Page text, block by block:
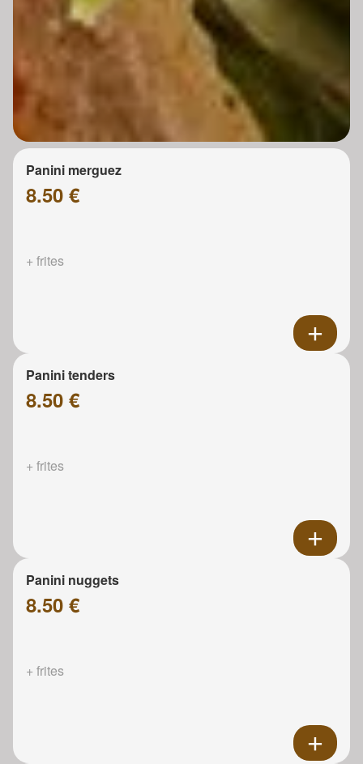
Panini merguez
8.50 €
+ frites
Panini tenders
8.50 €
+ frites
Panini nuggets
8.50 €
+ frites